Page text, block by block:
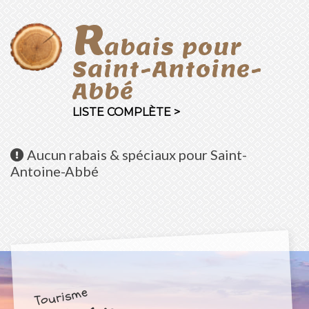
Rabais pour
Saint-Antoine-
Abbé
LISTE COMPLÈTE >
Aucunrabais & spéciaux pour Saint-
Antoine-Abbé
Tourisme